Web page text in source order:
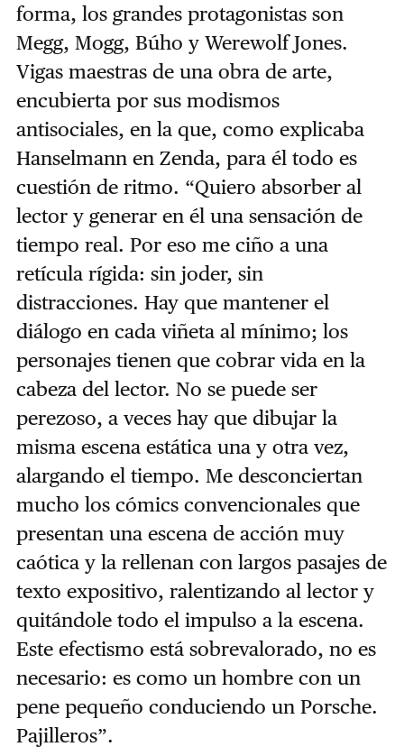
forma, los grandes protagonistas son
Megg, Mogg, Búho y Werewolf Jones.
Vigas maestras de una obra de arte,
encubierta por sus modismos
antisociales, en la que, como explicaba
Hanselmann en Zenda, para él todo es
cuestión de ritmo. “Quiero absorber al
lector y generar en él una sensación de
tiempo real. Por eso me ciño a una
retícula rígida: sin joder, sin
distracciones. Hay que mantener el
diálogo en cada viñeta al mínimo; los
personajes tienen que cobrar vida en la
cabeza del lector. No se puede ser
perezoso, a veces hay que dibujar la
misma escena estática una y otra vez,
alargando el tiempo. Me desconciertan
mucho los cómics convencionales que
presentan una escena de acción muy
caótica y la rellenan con largos pasajes de
texto expositivo, ralentizando al lector y
quitándole todo el impulso a la escena.
Este efectismo está sobrevalorado, no es
necesario: es como un hombre con un
pene pequeño conduciendo un Porsche.
Pajilleros”.